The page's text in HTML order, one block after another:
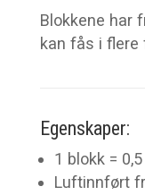
Blokkene har
kan fås i flere
Egenskaper:
1 blokk =
Luftinnført